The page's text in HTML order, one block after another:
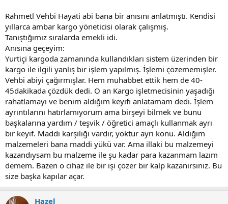
Rahmetl Vehbi Hayati abi bana bir anısını anlatmıştı. Kendisi
yıllarca ambar kargo yöneticisi olarak çalışmış.
Tanıştığımız sıralarda emekli idi.
Anısına geçeyim:
Yurtiçi kargoda zamanında kullandıkları sistem üzerinden bir
kargo ile ilgili yanlış bir işlem yapılmış. İşlemi çözememişler.
Vehbi abiyi çağırmışlar. Hem muhabbet ettik hem de 40-
45dakikada çözdük dedi. O an Kargo işletmecisinin yaşadığı
rahatlamayı ve benim aldığım keyifi anlatamam dedi. İşlem
ayrıntılarını hatırlamıyorum ama birşeyi bilmek ve bunu
başkalarına yardım / teşvik / öğretici amaçlı kullanmak ayrı
bir keyif. Maddi karşılığı vardır, yoktur ayrı konu. Aldığım
malzemeleri bana maddi yükü var. Ama illaki bu malzemeyi
kazandıysam bu malzeme ile şu kadar para kazanmam lazım
demem. Bazen o cihaz ile bir işi çözer bir kalp kazanırsınız. Bu
size başka kapılar açar.
Hazel